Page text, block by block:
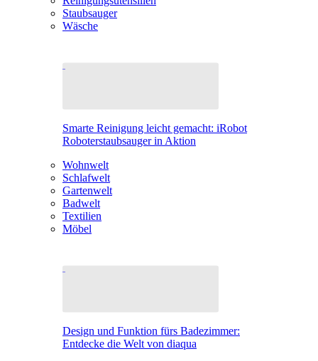
Staubsauger
Wäsche
Smarte Reinigung leicht gemacht: iRobot
Roboterstaubsauger in Aktion
Wohnwelt
Schlafwelt
Gartenwelt
Badwelt
Textilien
Möbel
Design und Funktion fürs Badezimmer:
Entdecke die Welt von diaqua